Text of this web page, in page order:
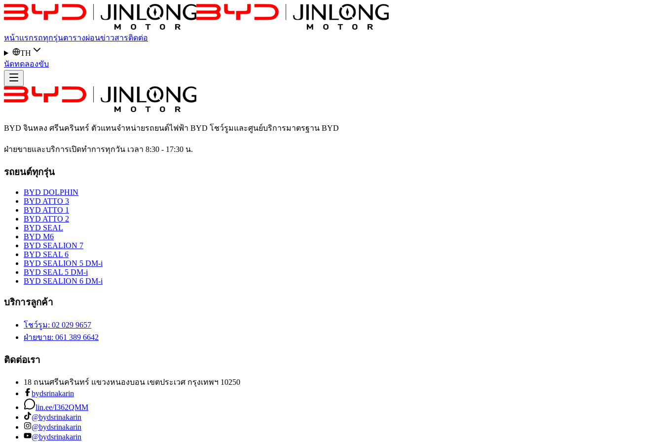
หน้าแรกรถทุกรุ่นตารางผ่อนข่าวสารติดต่อ
TH
นัดทดลองขับ
BYD จินหลง ศรีนครินทร์ ตัวแทนจำหน่ายรถยนต์ไฟฟ้า BYD โชว์รูมและศูนย์บริการมาตรฐาน BYD
ฝ่ายขายและบริการเปิดทำการทุกวัน เวลา 8:30 - 17:30 น.
รถยนต์ทุกรุ่น
BYD DOLPHIN
BYD ATTO 3
BYD ATTO 1
BYD ATTO 2
BYD SEAL
BYD M6
BYD SEALION 7
BYD SEAL 6
BYD SEALION 5 DM-i
BYD SEAL 5 DM-i
BYD SEALION 6 DM-i
บริการลูกค้า
โชว์รูม: 02 029 9657
ฝ่ายขาย: 061 389 6642
ติดต่อเรา
18 ถนนศรีนครินทร์ แขวงหนองบอน เขตประเวศ กรุงเทพฯ 10250
bydsrinakarin
lin.ee/I362QMM
@bydsrinakarin
@bydsrinakarin
@bydsrinakarin